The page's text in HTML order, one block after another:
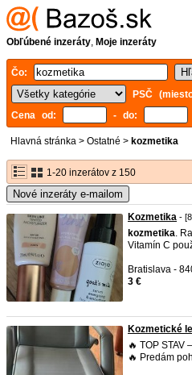
Obľúbené inzeráty, Moje inzeráty
Čo:
PSČ
Cena od:
- do:
Hlavná stránka > Ostatné > kozmetika
1-20 inzerátov z 150
Nové inzeráty e-mailom
Kozmetika -
kozmetika.
Vitamín C
Bratislava -
3 €
Kozmetické
🔥 TOP
🔥 Predám